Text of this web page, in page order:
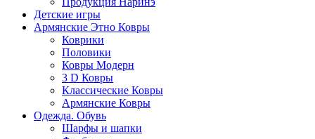
Детские игры
Армянские Этно Ковры
Коврики
Половики
Ковры Модерн
3 D Ковры
Классические Ковры
Армянские Ковры
Одежда. Обувь
Шарфы и шапки